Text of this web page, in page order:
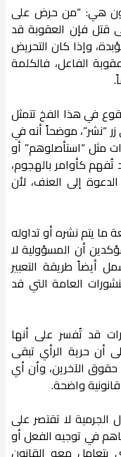
هي: “من حرض على
قتل فإن العقوبة قد
وإذا كان التحريض
الفاعل، فالكلمة
في هذا الفخ تتمثل
“نشر”، موضحاً أنه في
مثل “استأصلوهم” أو
تُفهم كأوامر بالهجوم،
إلى العنف، لأن
ما يتم نشره أو تداوله
أن المسؤولية لا
أيضاً طريقة التعبير
العامة التي قد
قد تُفسر على أنها
أن حرية الرأي تبقى
الآخرين، وأن أي
واضحة.
الجرمية لا تقتصر على
في توجيه الفعل أو
يتعامل معه القانون